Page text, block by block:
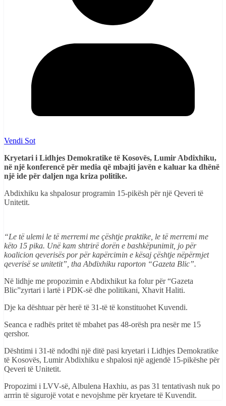
Vendi Sot
Kryetari i Lidhjes Demokratike të Kosovës, Lumir Abdixhiku,
në një konferencë për media që mbajti javën e kaluar ka dhënë
një ide për daljen nga kriza politike.
Abdixhiku ka shpalosur programin 15-pikësh për një Qeveri të
Unitetit.
“Le të ulemi le të merremi me çështje praktike, le të merremi me
këto 15 pika. Unë kam shtrirë dorën e bashkëpunimit, jo për
koalicion qeverisës por për kapërcimin e kësaj çështje nëpërmjet
qeverisë se unitetit”, tha Abdixhiku raporton “Gazeta Blic”.
Në lidhje me propozimin e Abdixhikut ka folur për “Gazeta
Blic”zyrtari i lartë i PDK-së dhe politikani, Xhavit Haliti.
Dje ka dështuar për herë të 31-të të konstituohet Kuvendi.
Seanca e radhës pritet të mbahet pas 48-orësh pra nesër me 15
qershor.
Dështimi i 31-të ndodhi një ditë pasi kryetari i Lidhjes Demokratike
të Kosovës, Lumir Abdixhiku e shpalosi një agjendë 15-pikëshe për
Qeveri të Unitetit.
Propozimi i LVV-së, Albulena Haxhiu, as pas 31 tentativash nuk po
arrrin të sigurojë votat e nevojshme për kryetare të Kuvendit.